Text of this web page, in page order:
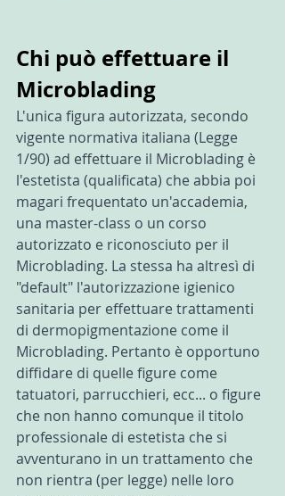
Chi può effettuare il
Microblading
L'unica figura autorizzata, secondo
vigente normativa italiana (Legge
1/90) ad effettuare il Microblading è
l'estetista (qualificata) che abbia poi
magari frequentato un'accademia,
una master-class o un corso
autorizzato e riconosciuto per il
Microblading. La stessa ha altresì di
"default" l'autorizzazione igienico
sanitaria per effettuare trattamenti
di dermopigmentazione come il
Microblading. Pertanto è opportuno
diffidare di quelle figure come
tatuatori, parrucchieri, ecc... o figure
che non hanno comunque il titolo
professionale di estetista che si
avventurano in un trattamento che
non rientra (per legge) nelle loro